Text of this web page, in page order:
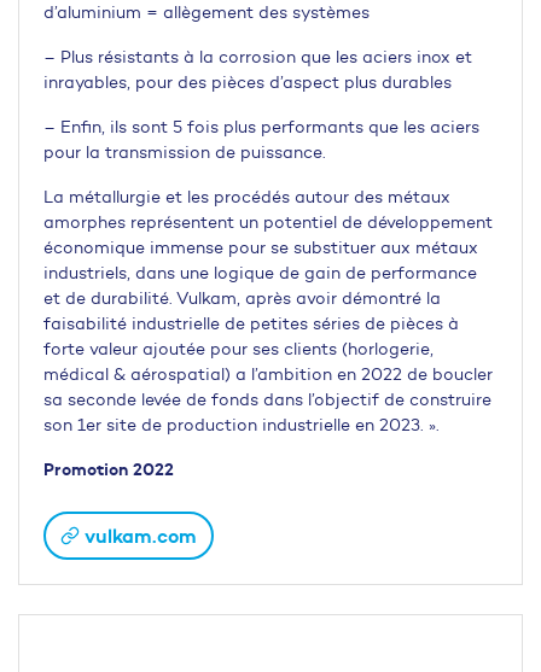
d’aluminium = allègement des systèmes
– Plus résistants à la corrosion que les aciers inox et
inrayables, pour des pièces d’aspect plus durables
– Enfin, ils sont 5 fois plus performants que les aciers
pour la transmission de puissance.
La métallurgie et les procédés autour des métaux
amorphes représentent un potentiel de développement
économique immense pour se substituer aux métaux
industriels, dans une logique de gain de performance
et de durabilité. Vulkam, après avoir démontré la
faisabilité industrielle de petites séries de pièces à
forte valeur ajoutée pour ses clients (horlogerie,
médical & aérospatial) a l’ambition en 2022 de boucler
sa seconde levée de fonds dans l’objectif de construire
son 1er site de production industrielle en 2023. ».
Promotion 2022
vulkam.com